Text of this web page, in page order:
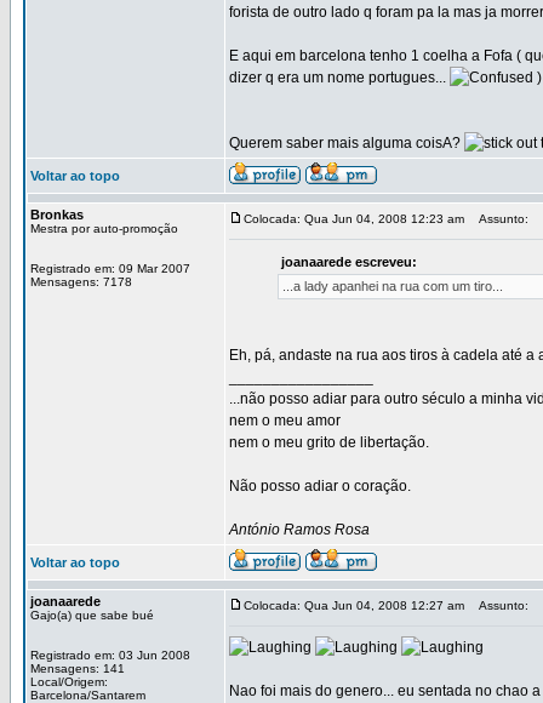
forista de outro lado q foram pa la mas ja
E aqui em barcelona tenho 1 coelha a Fofa (
dizer q era um nome portugues...
)
Querem saber mais alguma coisA?
Voltar ao topo
Bronkas
Mestra por auto-promoção
Registrado em: 09 Mar 2007
Mensagens: 7178
Colocada: Qua Jun 04, 2008 12:23 am Assunto:
joanaarede escreveu:
...a lady apanhei na rua com um tiro...
Eh, pá, andaste na rua aos tiros à cadela até
...não posso adiar para outro século a minha
nem o meu amor
nem o meu grito de libertação.
Não posso adiar o coração.
António Ramos Rosa
Voltar ao topo
joanaarede
Gajo(a) que sabe bué
Registrado em: 03 Jun 2008
Mensagens: 141
Local/Origem:
Barcelona/Santarem
Colocada: Qua Jun 04, 2008 12:27 am Assunto:
Nao foi mais do genero... eu sentada no chao